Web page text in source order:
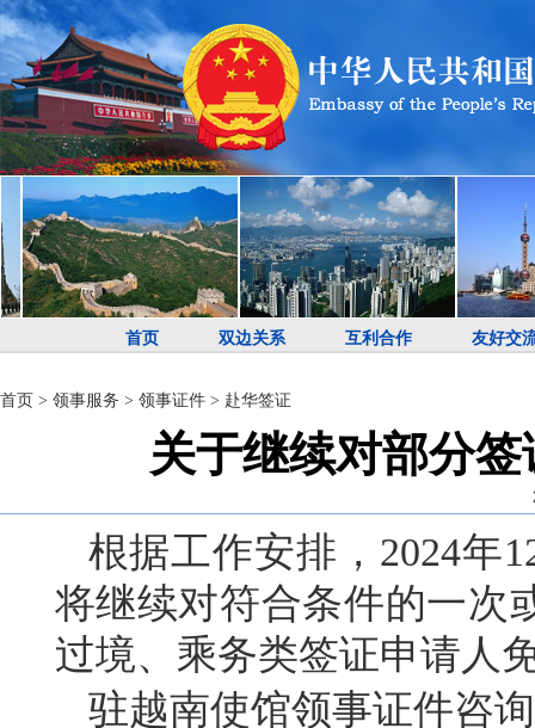
首页 双边关系 互利合作 友好交
首页 > 领事服务 > 领事证件 > 赴华签证
关于继续对部分
根据工作安排，2024年
将继续对符合条件的一次
过境、乘务类签证申请人
驻越南使馆领事证件咨